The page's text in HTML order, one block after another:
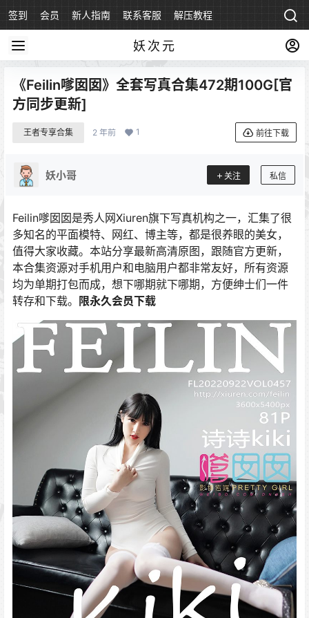
签到 会员 新人指南 联系客服 解压教程
妖次元
《Feilin嗲囡囡》全套写真合集472期100G[官
方同步更新]
王者专享合集 2 年前 1 前往下载
妖小哥 关注 私信
Feilin嗲囡囡是秀人网Xiuren旗下写真机构之一，汇集了很
多知名的平面模特、网红、博主等，都是很养眼的美女，
值得大家收藏。本站分享最新高清原图，跟随官方更新，
本合集资源对手机用户和电脑用户都非常友好，所有资源
均为单期打包而成，想下哪期就下哪期，方便绅士们一件
转存和下载。 限永久会员下载